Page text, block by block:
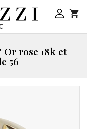

Or rose 18k et
56